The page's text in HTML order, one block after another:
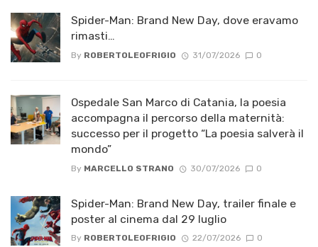
Spider-Man: Brand New Day, dove eravamo
rimasti…
By ROBERTOLEOFRIGIO 31/07/2026 0
Ospedale San Marco di Catania, la poesia
accompagna il percorso della maternità:
successo per il progetto “La poesia salverà il
mondo”
By MARCELLO STRANO 30/07/2026 0
Spider-Man: Brand New Day, trailer finale e
poster al cinema dal 29 luglio
By ROBERTOLEOFRIGIO 22/07/2026 0